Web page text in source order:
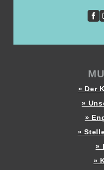
» Der
»
»
»
»
»